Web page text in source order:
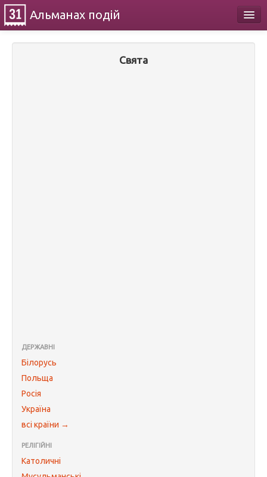
Альманах подій
Свята
ДЕРЖАВНІ
Білорусь
Польща
Росія
Україна
всі країни →
РЕЛІГІЙНІ
Католичні